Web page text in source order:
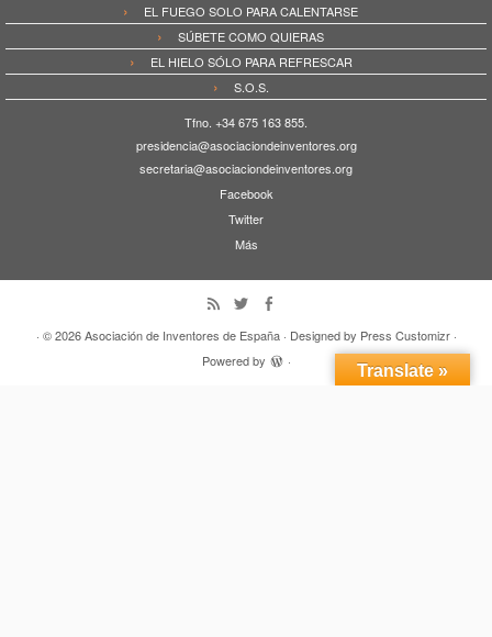
EL FUEGO SOLO PARA CALENTARSE
SÚBETE COMO QUIERAS
EL HIELO SÓLO PARA REFRESCAR
S.O.S.
Tfno. +34 675 163 855.
presidencia@asociaciondeinventores.org
secretaria@asociaciondeinventores.org
Facebook
Twitter
Más
· © 2026Asociación de Inventores de España· Designed by Press Customizr·
Powered by
·
Volver arriba
Translate »